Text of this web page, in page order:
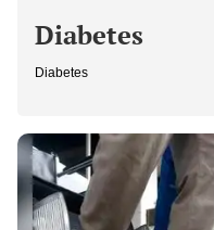
Diabetes
Diabetes